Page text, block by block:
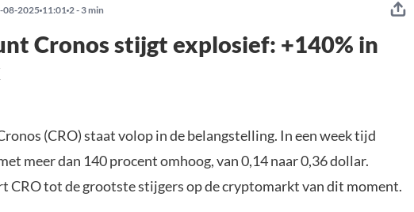
08-2025 11:01 2 - 3 min
Cronos stijgt explosief: +140% in
(CRO) staat volop in de belangstelling. In een week tijd
meer dan 140 procent omhoog, van 0,14 naar 0,36 dollar.
CRO tot de grootste stijgers op de cryptomarkt van dit moment.